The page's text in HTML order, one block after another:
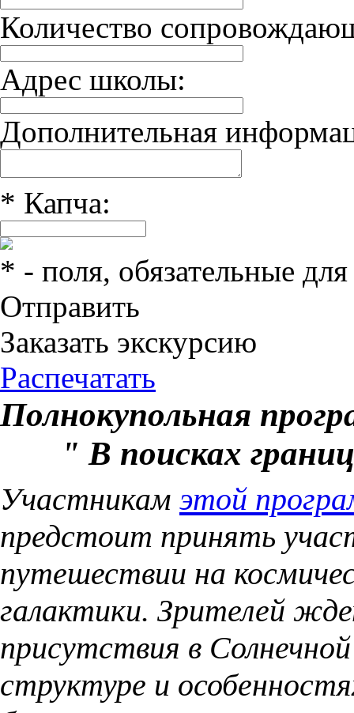
Количество
Адрес школы:
Дополнительная
* Капча:
* - поля, обязательные
Отправить
Заказать экскурсию
Распечатать
Полнокупольная
" В поисках
Участникам этой
предстоит принять
путешествии на
галактики. Зрителей
присутствия в
структуре и